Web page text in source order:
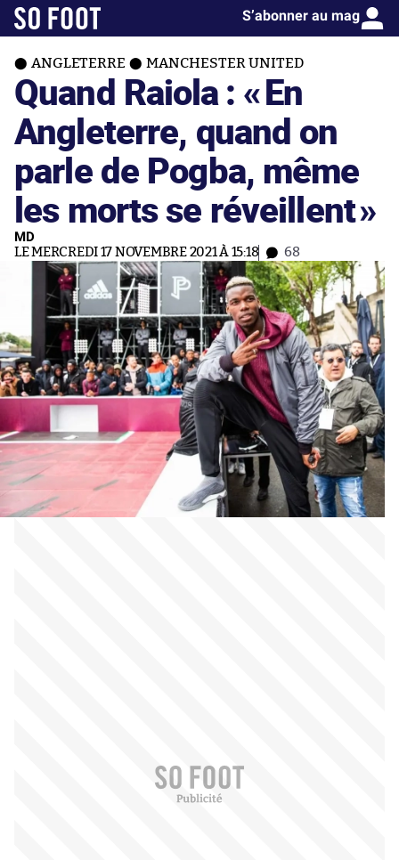
S’abonner au mag
ANGLETERRE MANCHESTER UNITED
Quand Raiola : «En
Angleterre, quand on
parle de Pogba, même
les morts se réveillent»
MD
LE MERCREDI 17 NOVEMBRE 2021 À 15:18 68